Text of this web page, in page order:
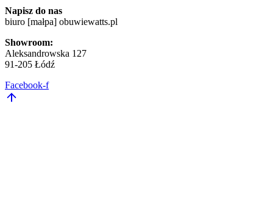
Napisz do nas
biuro [małpa] obuwiewatts.pl
Showroom:
Aleksandrowska 127
91-205 Łódź
Facebook-f